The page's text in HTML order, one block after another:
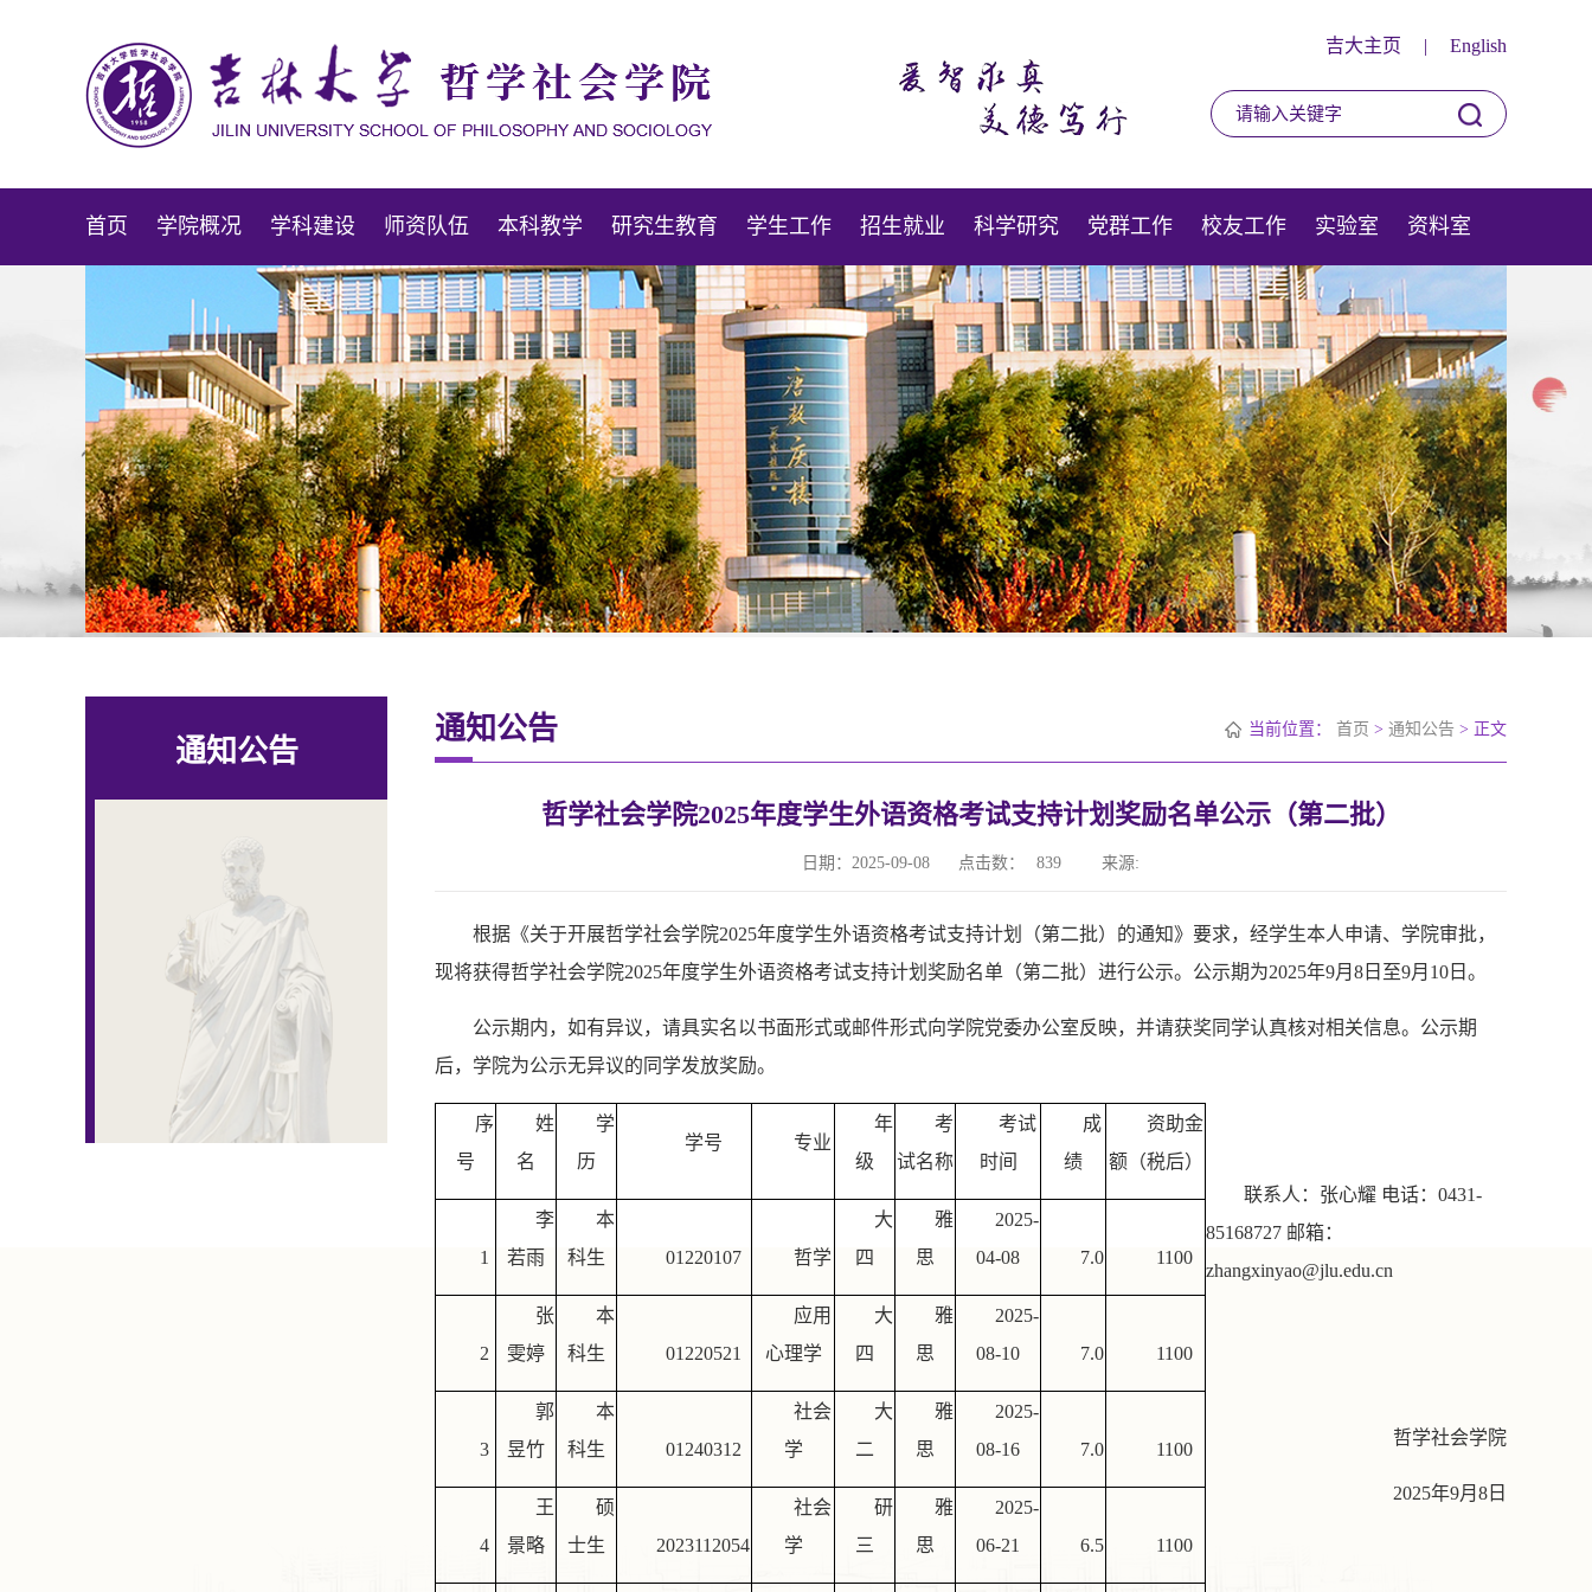
吉大主页 | English
首页 学院概况 学科建设 师资队伍 本科教学 研究生教育 学生工作 招生就业 科学研究 党群工作 校友工作 实验室 资料室
通知公告
通知公告 当前位置： 首页 > 通知公告 > 正文
哲学社会学院2025年度学生外语资格考试支持计划奖励名单公示（第二批）
日期：2025-09-08 点击数： 839 来源:
根据《关于开展哲学社会学院2025年度学生外语资格考试支持计划（第二批）的通知》要求，经学生本人申请、学院审批，
现将获得哲学社会学院2025年度学生外语资格考试支持计划奖励名单（第二批）进行公示。公示期为2025年9月 8 日至9月 10 日。
公示期内，如有异议，请具实名以书面形式或邮件形式向学院党委办公室反映，并请获奖同学认真核对相关信息。公示期
后，学院为公示无异议的同学发放奖励。
序
号
姓
名
学
历
学号 专业
年
级
考
试名称
考试
时间
成
绩
资助金
额（税后）
1
李
若雨
本
科生
01220107 哲学
大
四
雅
思
2025-
04-08
7.0 1100
2
张
雯婷
本
科生
01220521
应用
心理学
大
四
雅
思
2025-
08-10
7.0 1100
3
郭
昱竹
本
科生
01240312
社会
学
大
二
雅
思
2025-
08-16
7.0 1100
4
王
景略
硕
士生
2023112054
社会
学
研
三
雅
思
2025-
06-21
6.5 1100
联系人：张心耀 电话： 0431-
85168727 邮箱：
zhangxinyao@jlu.edu.cn
哲学社会学院
2025年9月 8 日